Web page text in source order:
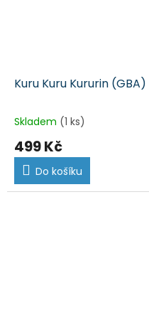
Kuru Kuru Kururin (GBA)
Skladem (1 ks)
499 Kč
Do košíku